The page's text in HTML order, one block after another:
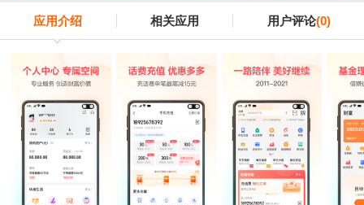
应用介绍 相关应用 用户评论(0)